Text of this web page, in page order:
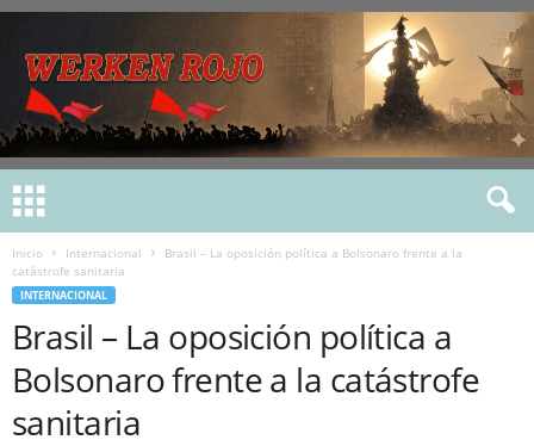
Inicio Internacional
Brasil – La oposición política a Bolsonaro frente a la
catástrofe sanitaria
INTERNACIONAL
Brasil – La oposición política a
Bolsonaro frente a la catástrofe
sanitaria